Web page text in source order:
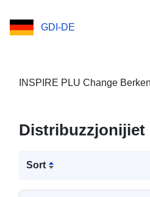
GDI-DE
INSPIRE PLU Change Berken
Distribuzzjonijiet
Sort